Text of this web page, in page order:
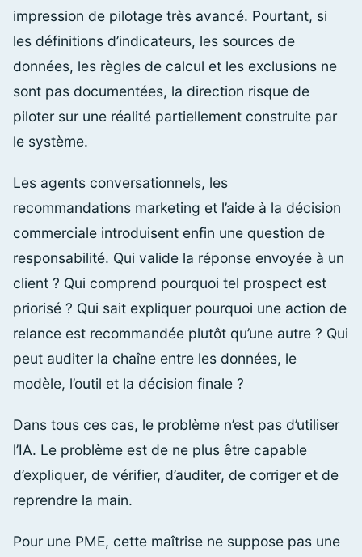
impression de pilotage très avancé. Pourtant, si
les définitions d’indicateurs, les sources de
données, les règles de calcul et les exclusions ne
sont pas documentées, la direction risque de
piloter sur une réalité partiellement construite par
le système.
Les agents conversationnels, les
recommandations marketing et l’aide à la décision
commerciale introduisent enfin une question de
responsabilité. Qui valide la réponse envoyée à un
client ? Qui comprend pourquoi tel prospect est
priorisé ? Qui sait expliquer pourquoi une action de
relance est recommandée plutôt qu’une autre ? Qui
peut auditer la chaîne entre les données, le
modèle, l’outil et la décision finale ?
Dans tous ces cas, le problème n’est pas d’utiliser
l’IA. Le problème est de ne plus être capable
d’expliquer, de vérifier, d’auditer, de corriger et de
reprendre la main.
Pour une PME, cette maîtrise ne suppose pas une